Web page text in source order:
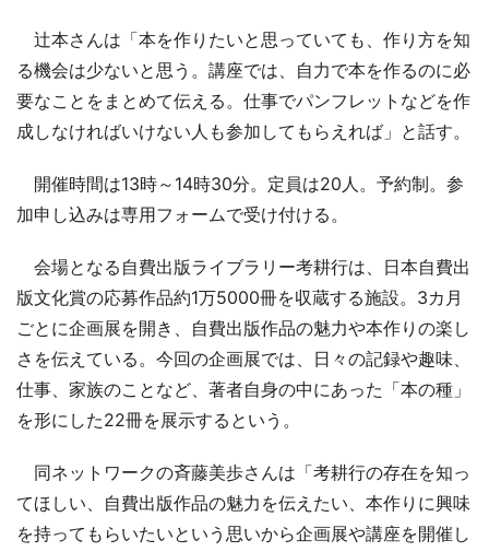
辻本さんは「本を作りたいと思っていても、作り方を知
る機会は少ないと思う。講座では、自力で本を作るのに必
要なことをまとめて伝える。仕事でパンフレットなどを作
成しなければいけない人も参加してもらえれば」と話す。
開催時間は13時～14時30分。定員は20人。予約制。参
加申し込みは専用フォームで受け付ける。
会場となる自費出版ライブラリー考耕行は、日本自費出
版文化賞の応募作品約1万5000冊を収蔵する施設。3カ月
ごとに企画展を開き、自費出版作品の魅力や本作りの楽し
さを伝えている。今回の企画展では、日々の記録や趣味、
仕事、家族のことなど、著者自身の中にあった「本の種」
を形にした22冊を展示するという。
同ネットワークの斉藤美歩さんは「考耕行の存在を知っ
てほしい、自費出版作品の魅力を伝えたい、本作りに興味
を持ってもらいたいという思いから企画展や講座を開催し